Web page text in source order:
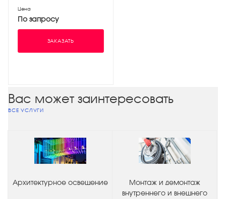
Цена
По запросу
ЗАКАЗАТЬ
Вас может заинтересовать
ВСЕ УСЛУГИ
Архитектурное освещение
Монтаж и демонтаж
внутреннего и внешнего